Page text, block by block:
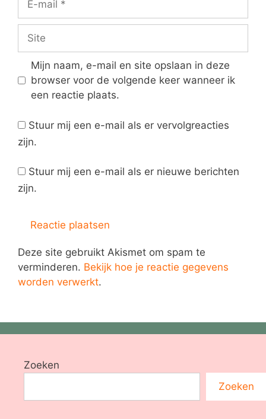
Site
Mijn naam, e-mail en site opslaan in deze
browser voor de volgende keer wanneer ik
een reactie plaats.
Stuur mij een e-mail als er vervolgreacties
zijn.
Stuur mij een e-mail als er nieuwe berichten
zijn.
Deze site gebruikt Akismet om spam te
verminderen. Bekijk hoe je reactie gegevens
worden verwerkt.
Zoeken
Zoeken